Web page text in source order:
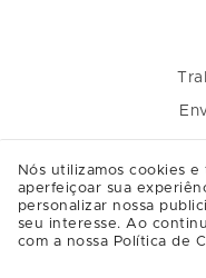
Nós utilizamos cookies
aperfeiçoar sua
personalizar nossa
seu interesse. Ao
com a nossa Política de